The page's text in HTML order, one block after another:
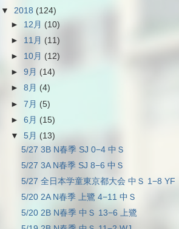
▼ 2018 (124)
► 12月(10)
► 11月 (11)
► 10月 (12)
►9月 (14)
►8月 (4)
►7月 (5)
►6月 (15)
▼5月(13)
5/27 3B N春季 SJ 0−4 中Ｓ
5/27 3A N春季 SJ 8−6 中Ｓ
5/27 全日本学童東京都大会 中Ｓ 1−8 YF
5/20 2A N春季 上鷺 4−11 中Ｓ
5/20 2B N春季 中Ｓ 13−6 上鷺